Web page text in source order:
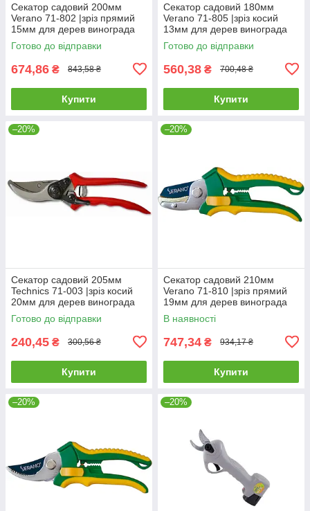
Секатор садовий 200мм
Verano 71-802 |зріз прямий
15мм для дерев винограда
кущів гілок квітів
Готово до відправки
674,86 ₴ 843,58 ₴
Купити
Секатор садовий 180мм
Verano 71-805 |зріз косий
13мм для дерев винограда
кущів гілок квітів
Готово до відправки
560,38 ₴ 700,48 ₴
Купити
–20%
Секатор садовий 205мм
Technics 71-003 |зріз косий
20мм для дерев винограда
кущів гілок квітів
Готово до відправки
240,45 ₴ 300,56 ₴
Купити
–20%
Секатор садовий 210мм
Verano 71-810 |зріз прямий
19мм для дерев винограда
кущів гілок квітів
В наявності
747,34 ₴ 934,17 ₴
Купити
–20% –20%